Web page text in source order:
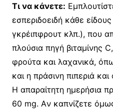
Tι να κάνετε:
εσπεριδοειδή κάθε
γκρέιπφρουτ κλπ.), που
πλούσια πηγή βιταμίνης
φρούτα και λαχανικά,
και η πράσινη πιπεριά
H απαραίτητη ημερήσια
60 mg. Aν καπνίζετε